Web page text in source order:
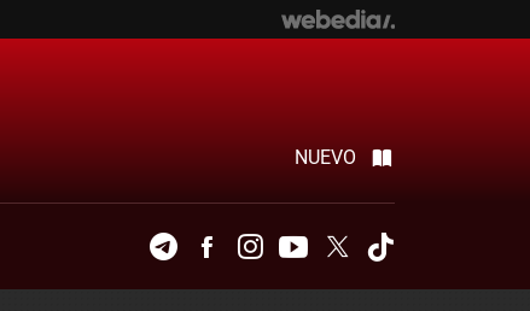
NUEVO
TelegramFacebookInstagramYoutubeTwitter